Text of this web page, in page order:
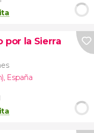
por la Sierra
, España